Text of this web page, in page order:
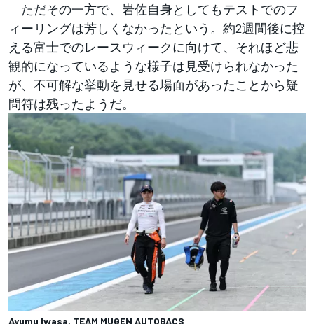
ただその一方で、岩佐自身としてもテストでのフ
ィーリングは芳しくなかったという。約2週間後に控
える富士でのレースウィークに向けて、それほど悲
観的になっているような様子は見受けられなかった
が、不可解な挙動を見せる場面があったことから疑
問符は残ったようだ。
Ayumu Iwasa, TEAM MUGEN AUTOBACS